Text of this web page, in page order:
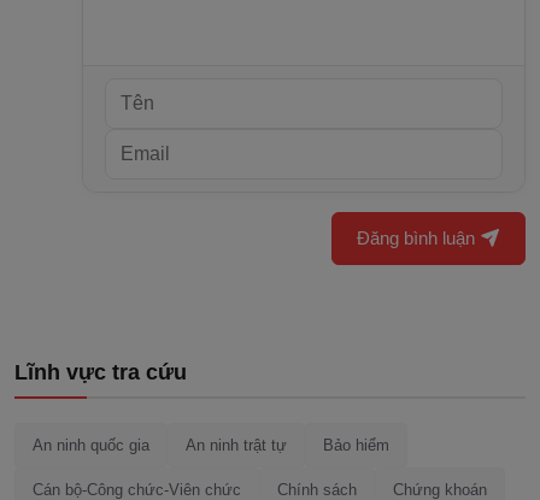
Đăng bình luận
Lĩnh vực tra cứu
An ninh quốc gia An ninh trật tự Bảo hiểm
Cán bộ-Công chức-Viên chức Chính sách Chứng khoán